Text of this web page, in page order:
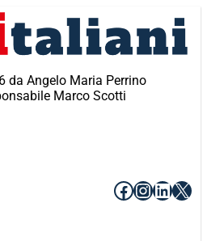
da Angelo Maria Perrino
Marco Scotti
Facebook
X